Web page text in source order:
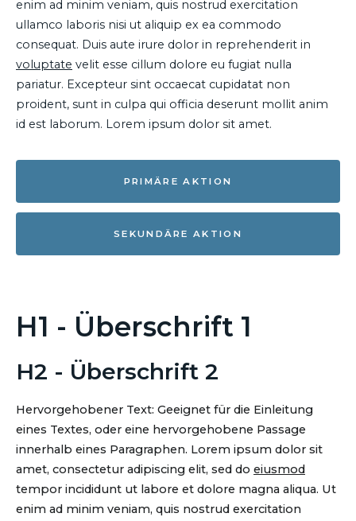
enim ad minim veniam, quis nostrud exercitation
ullamco laboris nisi ut aliquip ex ea commodo
consequat. Duis aute irure dolor in reprehenderit in
voluptate velit esse cillum dolore eu fugiat nulla
pariatur. Excepteur sint occaecat cupidatat non
proident, sunt in culpa qui officia deserunt mollit anim
id est laborum. Lorem ipsum dolor sit amet.
PRIMÄRE AKTION
SEKUNDÄRE AKTION
H1 - Überschrift 1
H2 - Überschrift 2
Hervorgehobener Text: Geeignet für die Einleitung
eines Textes, oder eine hervorgehobene Passage
innerhalb eines Paragraphen. Lorem ipsum dolor sit
amet, consectetur adipiscing elit, sed do eiusmod
tempor incididunt ut labore et dolore magna aliqua. Ut
enim ad minim veniam, quis nostrud exercitation